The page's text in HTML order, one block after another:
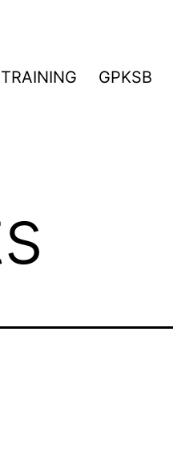
TRAINING GPKSB